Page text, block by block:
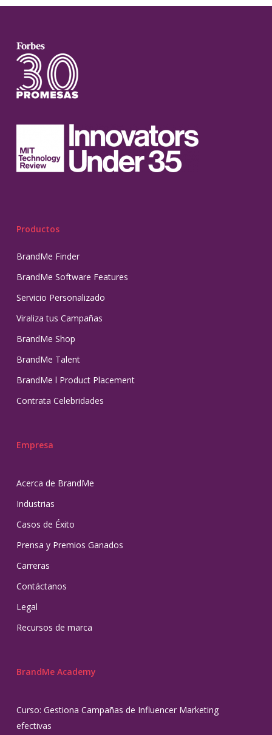
Productos
BrandMe Finder
BrandMe Software Features
Servicio Personalizado
Viraliza tus Campañas
BrandMe Shop
BrandMe Talent
BrandMe l Product Placement
Contrata Celebridades
Empresa
Acerca de BrandMe
Industrias
Casos de Éxito
Prensa y Premios Ganados
Carreras
Contáctanos
Legal
Recursos de marca
BrandMe Academy
Curso: Gestiona Campañas de Influencer Marketing
efectivas